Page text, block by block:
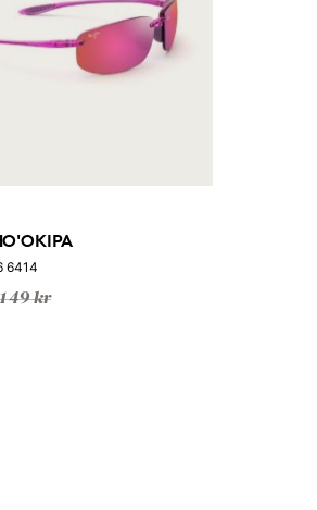
6414
kr